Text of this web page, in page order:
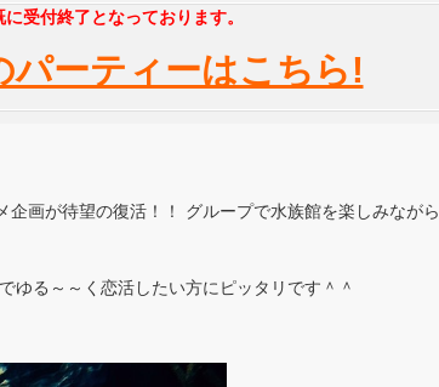
受付終了となっております。
パーティーはこちら!
画が待望の復活！！ グループで水族館を楽しみながら
ゆる～～く恋活したい方にピッタリです＾＾